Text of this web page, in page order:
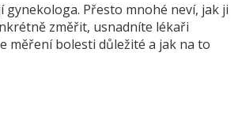
gynekologa. Přesto mnohé neví, jak ji
změřit, usnadníte lékaři
měření bolesti důležité a jak na to